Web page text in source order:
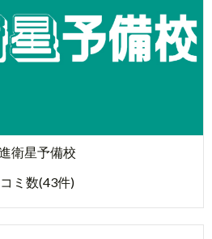
衛星予備校
ミ数(43件)